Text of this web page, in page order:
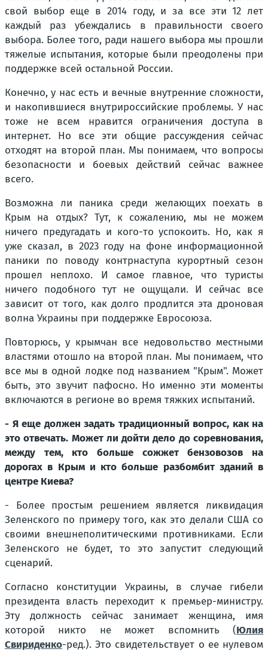
свой выбор еще в 2014 году, и за все эти 12 лет
каждый раз убеждались в правильности своего
выбора. Более того, ради нашего выбора мы прошли
тяжелые испытания, которые были преодолены при
поддержке всей остальной России.
Конечно, у нас есть и вечные внутренние сложности,
и накопившиеся внутрироссийские проблемы. У нас
тоже не всем нравится ограничения доступа в
интернет. Но все эти общие рассуждения сейчас
отходят на второй план. Мы понимаем, что вопросы
безопасности и боевых действий сейчас важнее
всего.
Возможна ли паника среди желающих поехать в
Крым на отдых? Тут, к сожалению, мы не можем
ничего предугадать и кого-то успокоить. Но, как я
уже сказал, в 2023 году на фоне информационной
паники по поводу контрнаступа курортный сезон
прошел неплохо. И самое главное, что туристы
ничего подобного тут не ощущали. И сейчас все
зависит от того, как долго продлится эта дроновая
волна Украины при поддержке Евросоюза.
Повторюсь, у крымчан все недовольство местными
властями отошло на второй план. Мы понимаем, что
все мы в одной лодке под названием "Крым". Может
быть, это звучит пафосно. Но именно эти моменты
включаются в регионе во время тяжких испытаний.
- Я еще должен задать традиционный вопрос, как на
это отвечать. Может ли дойти дело до соревнования,
между тем, кто больше сожжет бензовозов на
дорогах в Крым и кто больше разбомбит зданий в
центре Киева?
- Более простым решением является ликвидация
Зеленского по примеру того, как это делали США со
своими внешнеполитическими противниками. Если
Зеленского не будет, то это запустит следующий
сценарий.
Согласно конституции Украины, в случае гибели
президента власть переходит к премьер-министру.
Эту должность сейчас занимает женщина, имя
которой никто не может вспомнить (Юлия
Свириденко-ред.). Это свидетельствует о ее нулевом